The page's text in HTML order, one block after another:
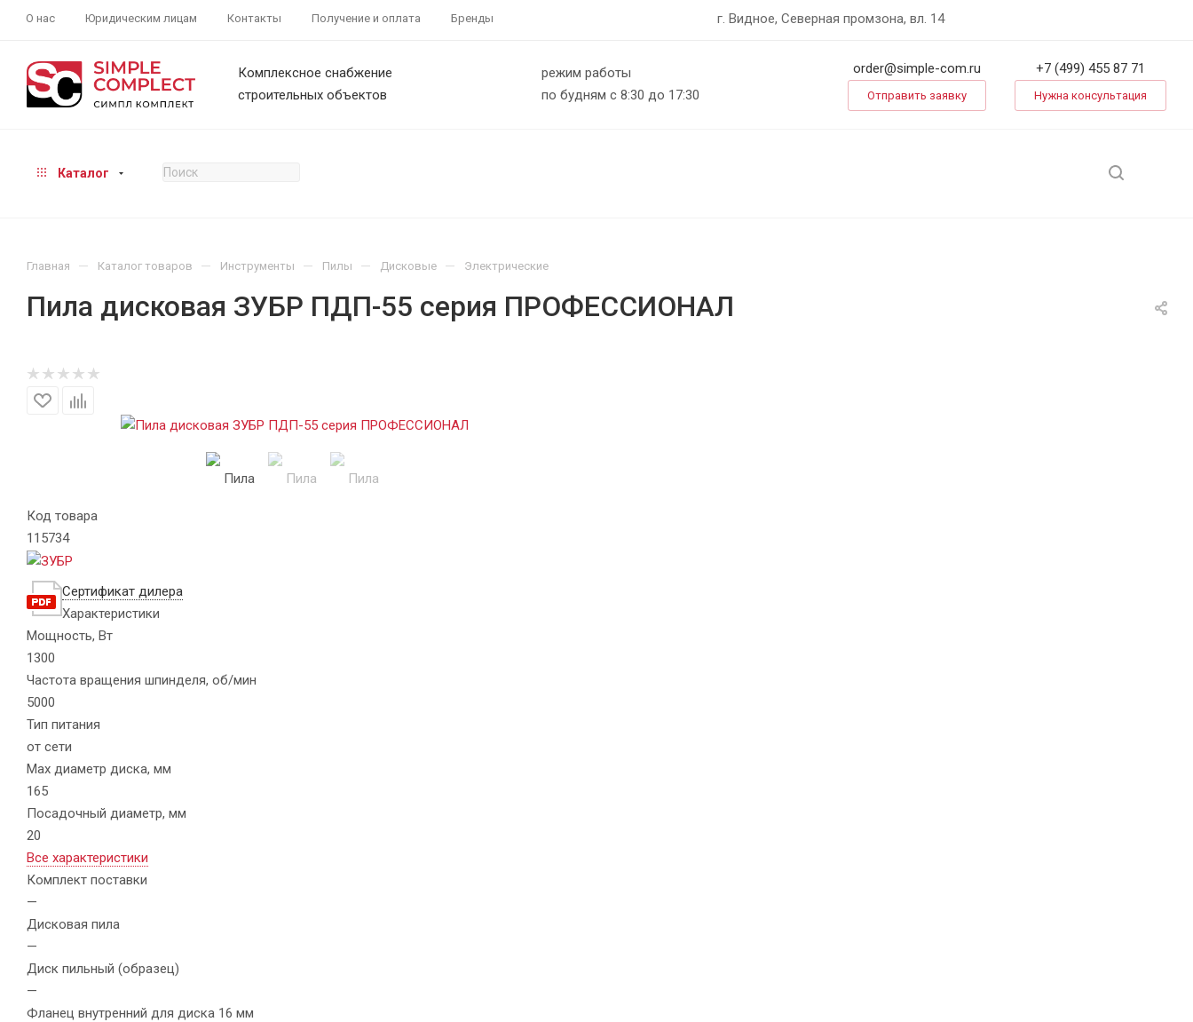
О нас Юридическим лицам Контакты Получение и оплата Бренды г. Видное, Северная промзона, вл. 14
Комплексное снабжение
строительных объектов
режим работы
по будням с 8:30 до 17:30
order@simple-com.ru
Отправить заявку
+7 (499) 455 87 71
Нужна консультация
Каталог
Главная — Каталог товаров — Инструменты — Пилы — Дисковые — Электрические
Пила дисковая ЗУБР ПДП-55 серия ПРОФЕССИОНАЛ
Код товара
115734
Сертификат дилера
Характеристики
Мощность, Вт
1300
Частота вращения шпинделя, об/мин
5000
Тип питания
от сети
Max диаметр диска, мм
165
Посадочный диаметр, мм
20
Все характеристики
Комплект поставки
—
Дисковая пила
—
Диск пильный (образец)
—
Фланец внутренний для диска 16 мм